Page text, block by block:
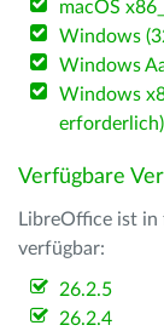
macOS
Windows
Windows
Windows
erforderlich)
Verfügbare
LibreOffice ist in
verfügbar:
26.2.5
26.2.4